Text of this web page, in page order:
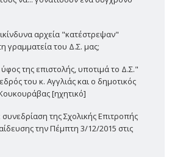
αρχεία "κατέστρεψαν"
γραμματεία του Δ.Σ. μας;
της επιστολής, υποτιμά το Δ.Σ."
του κ. Αγγλιάς και ο δημοτικός
[ηχητικό]
της Σχολικής Επιτροπής
την Πέμπτη 3/12/2015 στις